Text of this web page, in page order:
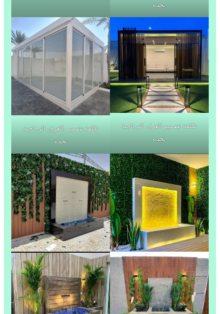
بجدة
تكلفة تصميم الغرف الزجاجية
بجدة
تكلفة تصميم الغرف الزجاجية
بجدة